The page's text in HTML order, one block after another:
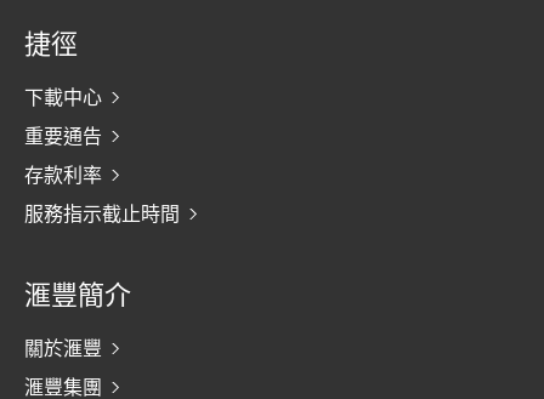
捷徑
下載中心
重要通告
存款利率
服務指示截止時間
滙豐簡介
關於滙豐
滙豐集團